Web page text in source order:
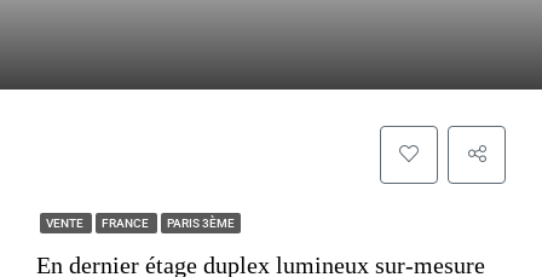
VENTE FRANCE PARIS 3ÈME
En dernier étage duplex lumineux sur-mesure